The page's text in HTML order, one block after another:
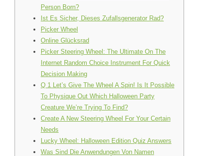
Person Born?
Ist Es Sicher, Dieses Zufallsgenerator Rad?
Picker Wheel
Online Glücksrad
Picker Steering Wheel: The Ultimate On The
Internet Random Choice Instrument For Quick
Decision Making
Q 1 Let’s Give The Wheel A Spin! Is It Possible
To Physique Out Which Halloween Party
Creature We’re Trying To Find?
Create A New Steering Wheel For Your Certain
Needs
Lucky Wheel: Halloween Edition Quiz Answers
Was Sind Die Anwendungen Von Namen